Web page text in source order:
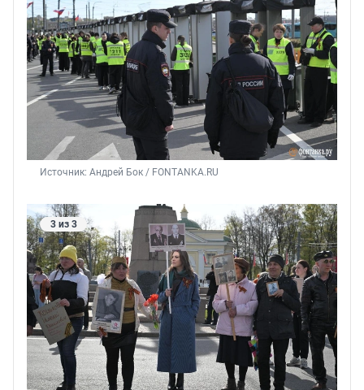
Источник: Андрей Бок / FONTANKA.RU
3 из 3